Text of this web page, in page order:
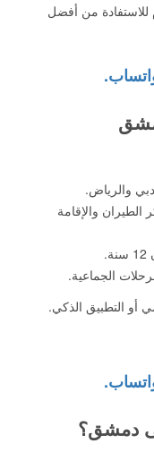
من أفضل
والرياض.
الطيران والإقامة
الجماعية.
أو التطبيق الذكي.
دمشق؟